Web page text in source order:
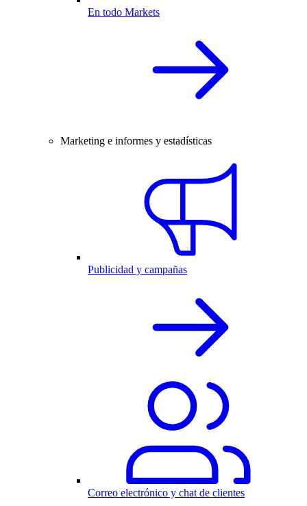
En todo Markets
Marketing e informes y estadísticas
Publicidad y campañas
Correo electrónico y chat de clientes